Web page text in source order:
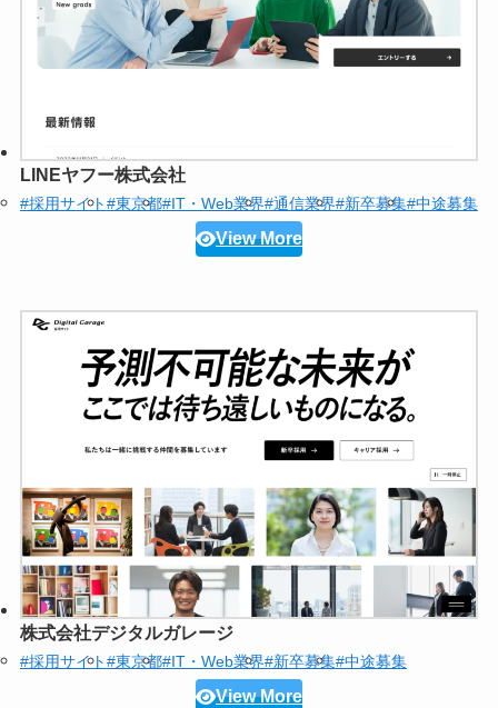
LINEヤフー株式会社
#採用サイト#東京都#IT・Web業界#通信業界#新卒募集#中途募集
View More
株式会社デジタルガレージ
#採用サイト#東京都#IT・Web業界#新卒募集#中途募集
View More